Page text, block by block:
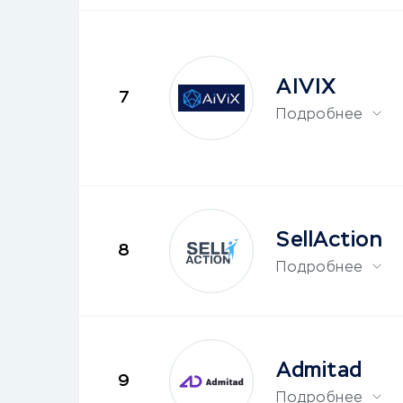
7 AIVIX
Подробнее
8 SellAction
Подробнее
9 Admitad
Подробнее